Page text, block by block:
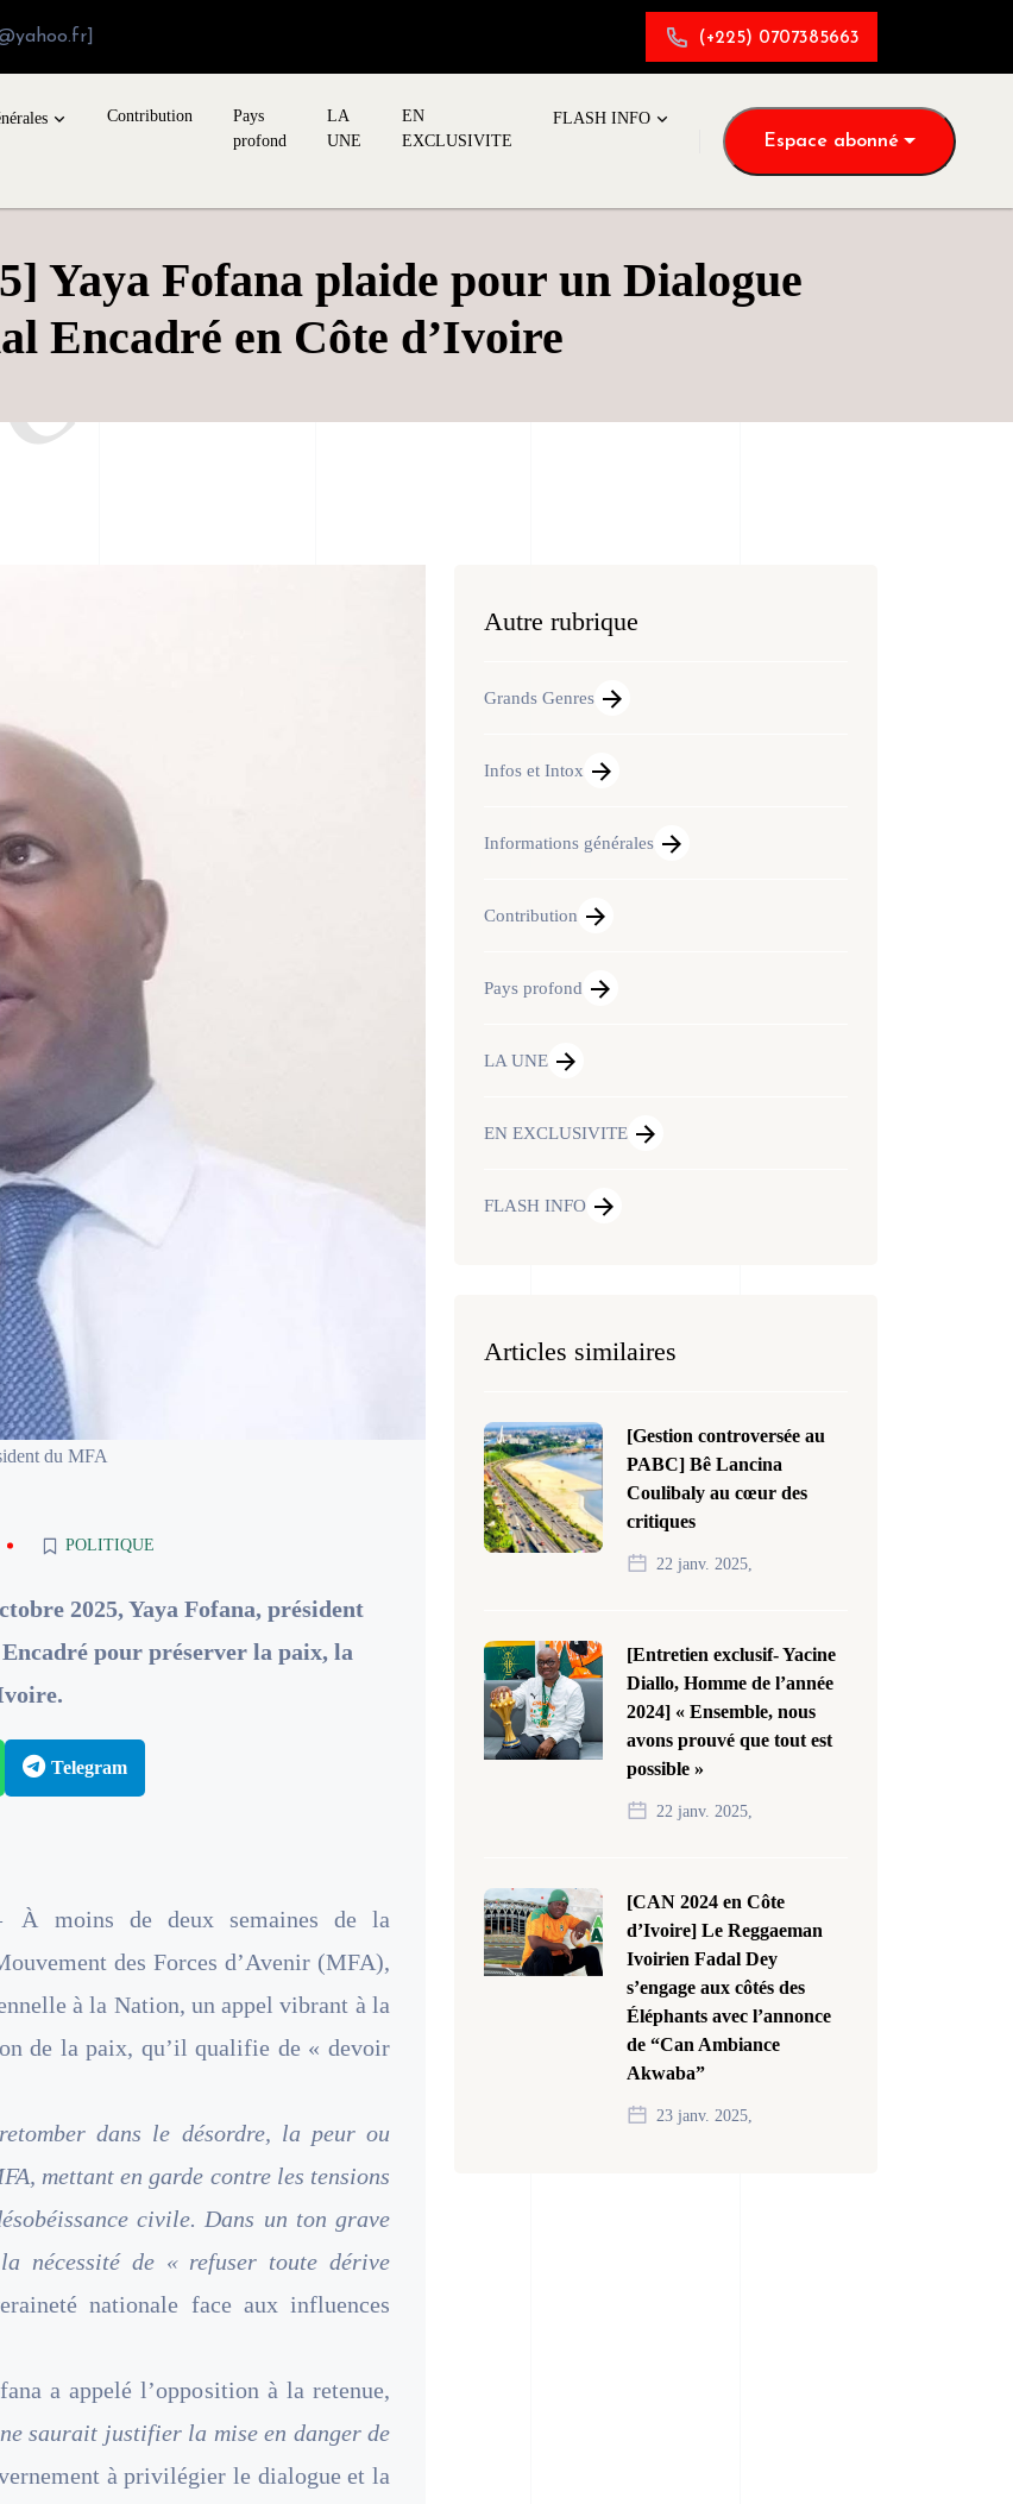
(+225) 0707385663
Contribution
Pays
profond
LA
UNE
EN
EXCLUSIVITE
FLASH INFO
Espace abonné
Yaya Fofana plaide pour un Dialogue
Encadré en Côte d’Ivoire
du MFA
POLITIQUE
2025, Yaya Fofana, président
pour préserver la paix, la
Telegram
À moins de deux semaines de la
des Forces d’Avenir (MFA),
à la Nation, un appel vibrant à la
de la paix, qu’il qualifie de « devoir
dans le désordre, la peur ou
mettant en garde contre les tensions
civile. Dans un ton grave
nécessité de « refuser toute dérive
nationale face aux influences
a appelé l’opposition à la retenue,
saurait justifier la mise en danger de
à privilégier le dialogue et la
Autre rubrique
Grands Genres
Infos et Intox
Informations générales
Contribution
Pays profond
LA UNE
EN EXCLUSIVITE
FLASH INFO
Articles similaires
[Gestion controversée au
PABC] Bê Lancina
Coulibaly au cœur des
critiques
22 janv. 2025,
[Entretien exclusif- Yacine
Diallo, Homme de l’année
2024] « Ensemble, nous
avons prouvé que tout est
possible »
22 janv. 2025,
[CAN 2024 en Côte
d’Ivoire] Le Reggaeman
Ivoirien Fadal Dey
s’engage aux côtés des
Éléphants avec l’annonce
de “Can Ambiance
Akwaba”
23 janv. 2025,